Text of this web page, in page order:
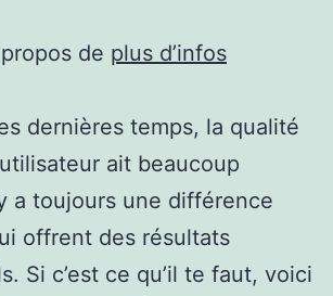
de plus d’infos
dernières temps, la qualité
ait beaucoup
a toujours une différence
offrent des résultats
Si c’est ce qu’il te faut, voici